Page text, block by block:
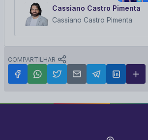
Cassiano Castro Pimenta
Cassiano Castro Pimenta
COMPARTILHAR